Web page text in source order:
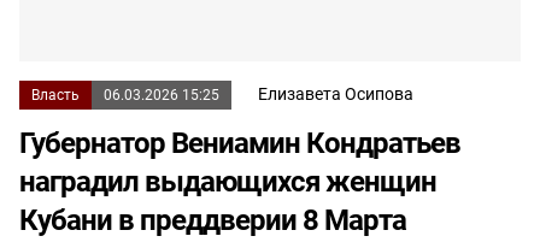
Власть 06.03.2026 15:25 Елизавета Осипова
Губернатор Вениамин Кондратьев
наградил выдающихся женщин
Кубани в преддверии 8 Марта